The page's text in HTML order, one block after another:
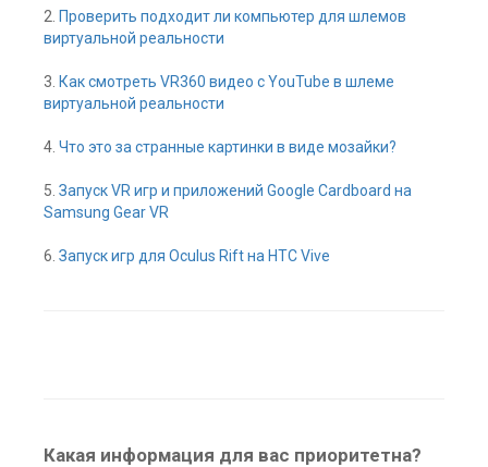
2. Проверить подходит ли компьютер для шлемов
виртуальной реальности
3. Как смотреть VR360 видео с YouTube в шлеме
виртуальной реальности
4. Что это за странные картинки в виде мозайки?
5. Запуск VR игр и приложений Google Cardboard на
Samsung Gear VR
6. Запуск игр для Oculus Rift на HTC Vive
Какая информация для вас приоритетна?